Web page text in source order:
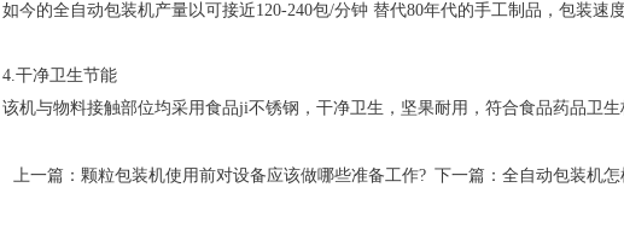
如今的全自动包装机产量以可接近120-240包/分钟 替代80年代的手工制品，包装速
4.干净卫生节能
该机与物料接触部位均采用食品ji不锈钢，干净卫生，坚果耐用，符合食品药品卫生
上一篇： 颗粒包装机使用前对设备应该做哪些准备工作? 下一篇： 全自动包装机怎